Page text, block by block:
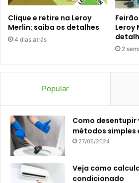
Clique e retire na Leroy
Merlin: saiba os detalhes
4 dias atrás
Leroy
2
Popular
Como
métodos simples
27/06/2024
Veja como
condicionado